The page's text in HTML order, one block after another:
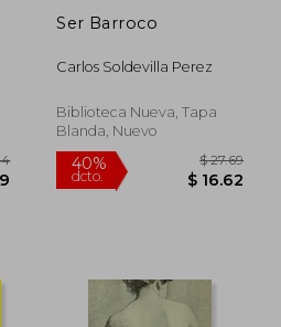
Ser Barroco
Carlos Soldevilla Perez
Biblioteca Nueva, Tapa
Blanda, Nuevo